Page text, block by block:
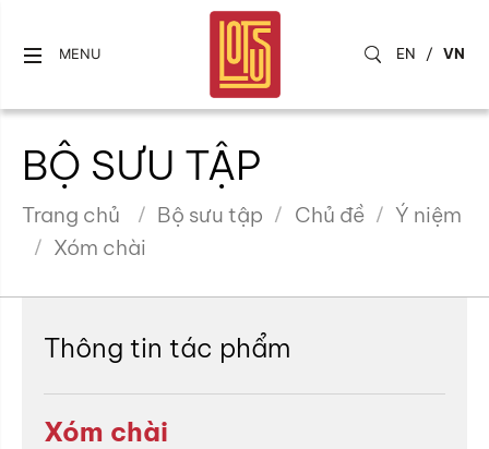
MENU EN / VN
BỘ SƯU TẬP
Trang chủ Bộ sưu tập Chủ đề
Ý niệm
Xóm chài
Thông tin tác phẩm
Xóm chài